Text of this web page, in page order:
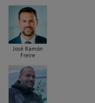
José Ramón
Freire